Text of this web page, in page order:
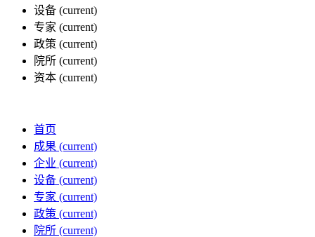
设备 (current)
专家 (current)
政策 (current)
院所 (current)
资本 (current)
首页
成果 (current)
企业 (current)
设备 (current)
专家 (current)
政策 (current)
院所 (current)